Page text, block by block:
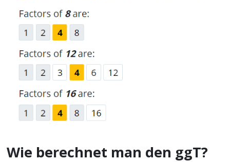
Wie berechnet man den ggT?